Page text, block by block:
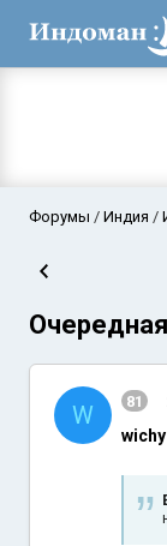
Форумы Индия
W 81
wichy